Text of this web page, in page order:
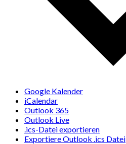
Google Kalender
iCalendar
Outlook 365
Outlook Live
.ics-Datei exportieren
Exportiere Outlook .ics Datei